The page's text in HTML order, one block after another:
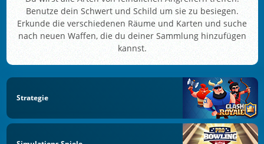
Benutze dein Schwert und Schild um sie zu besiegen.
Erkunde die verschiedenen Räume und Karten und suche
nach neuen Waffen, die du deiner Sammlung hinzufügen
kannst.
Strategie